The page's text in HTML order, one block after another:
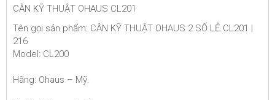
CÂN KỸ THUẬT OHAUS CL201
Tên gọi sản phẩm: CÂN KỸ THUẬT OHAUS 2 SỐ LẺ CL201 |
216
Model: CL200
Hãng: Ohaus – Mỹ.